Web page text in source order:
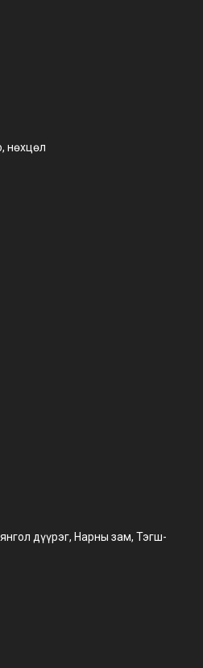
нөхцөл
дүүрэг, Нарны зам, Тэгш-